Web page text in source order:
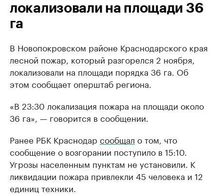
локализовали на площади 36
га
В Новопокровском районе Краснодарского края
лесной пожар, который разгорелся 2 ноября,
локализовали на площади порядка 36 га. Об
этом сообщает оперштаб региона.
«В 23:30 локализация пожара на площади около
36 га», — говорится в сообщении.
Ранее РБК Краснодар сообщал о том, что
сообщение о возгорании поступило в 15:10.
Угрозы населенным пунктам не установили. К
ликвидации пожара привлекли 45 человека и 12
единиц техники.